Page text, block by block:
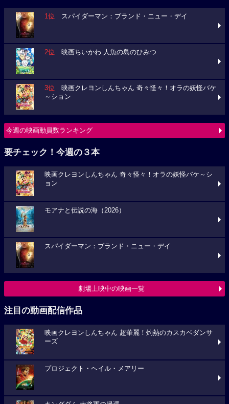
1位 スパイダーマン：ブランド・ニュー・デイ
2位 映画ちいかわ 人魚の島のひみつ
3位 映画クレヨンしんちゃん 奇々怪々！オラの妖怪バケ
～ション
今週の映画動員数ランキング
要チェック！今週の３本
映画クレヨンしんちゃん 奇々怪々！オラの妖怪バケ～シ
ョン
モアナと伝説の海（2026）
スパイダーマン：ブランド・ニュー・デイ
劇場上映中の映画一覧
注目の動画配信作品
映画クレヨンしんちゃん 超華麗！灼熱のカスカベダンサ
ーズ
プロジェクト・ヘイル・メアリー